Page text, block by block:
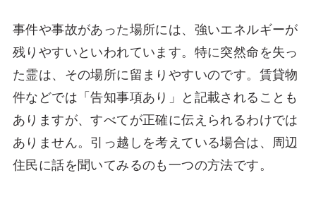
事件や事故があった場所には、強いエネルギーが
残りやすいといわれています。特に突然命を失っ
た霊は、その場所に留まりやすいのです。賃貸物
件などでは「告知事項あり」と記載されることも
ありますが、すべてが正確に伝えられるわけでは
ありません。引っ越しを考えている場合は、周辺
住民に話を聞いてみるのも一つの方法です。